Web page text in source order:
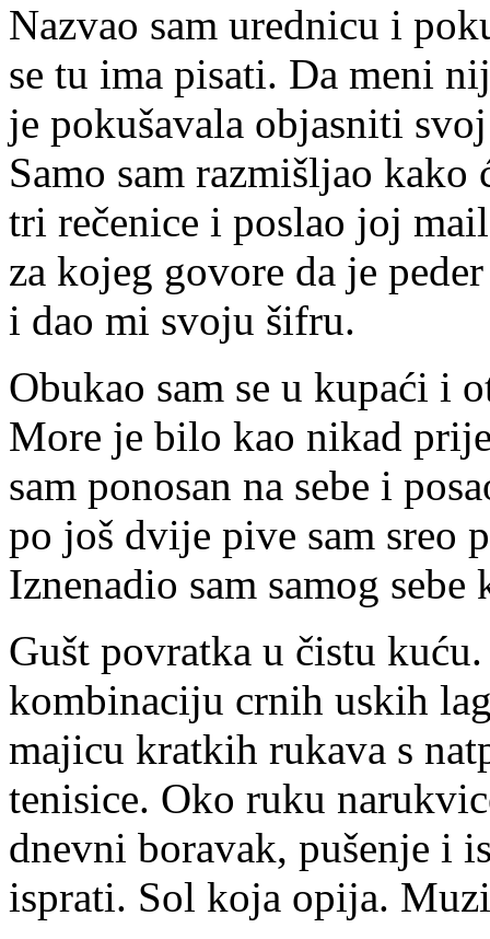
Nazvao sam urednicu i
se tu ima pisati. Da meni
je pokušavala objasniti
Samo sam razmišljao
tri rečenice i poslao joj
za kojeg govore da je
i dao mi svoju šifru.
Obukao sam se u kupaći i
More je bilo kao nikad
sam ponosan na sebe i
po još dvije pive sam sreo
Iznenadio sam samog
Gušt povratka u čistu
kombinaciju crnih uskih
majicu kratkih rukava s
tenisice. Oko ruku
dnevni boravak, pušenje i
isprati. Sol koja opija.